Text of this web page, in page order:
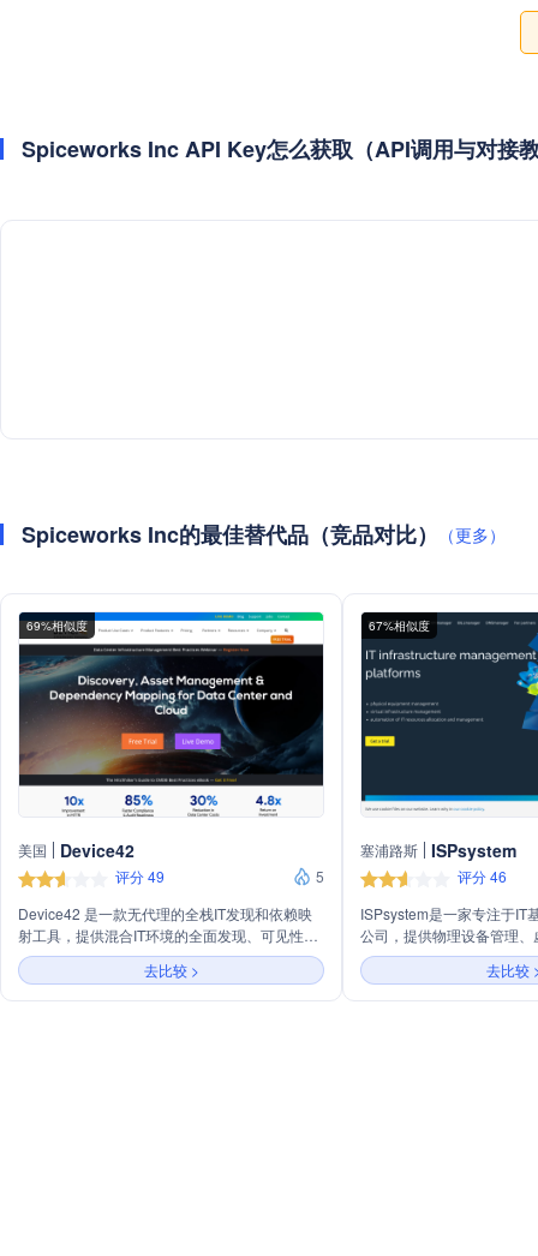
Spiceworks Inc API Key怎么获取（API调用与对接
Spiceworks Inc的最佳替代品（竞品对比） （更多）
69%相似度
美国 Device42
评分 49
5
Device42 是一款无代理的全栈IT发现和依赖映
射工具，提供混合IT环境的全面发现、可见性和
管理。它集成了数据中心基础设施管理
（DCIM）、配置管理数据库（CMDB）、IT资
产管理（ITAM）和报告功能，帮助企业提高IT运
去比较 >
67%相似度
塞浦路斯 ISPsystem
评分 46
ISPsystem是一家专注于IT
公司，提供物理设备管理
IT资源自动化分配与管理
涵盖数据中心管理、虚拟
器管理以及云产品计费等
去比较